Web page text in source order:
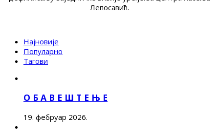
Лепосавић.
Најновије
Популарно
Тагови
О Б А В Е Ш Т Е Њ Е
19. фебруар 2026.